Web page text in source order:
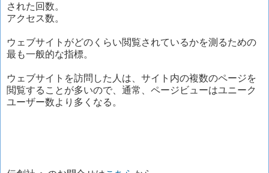
された回数。
アクセス数。
ウェブサイトがどのくらい閲覧されているかを測るための
最も一般的な指標。
ウェブサイトを訪問した人は、サイト内の複数のページを
閲覧することが多いので、通常、ページビューはユニーク
ユーザー数より多くなる。